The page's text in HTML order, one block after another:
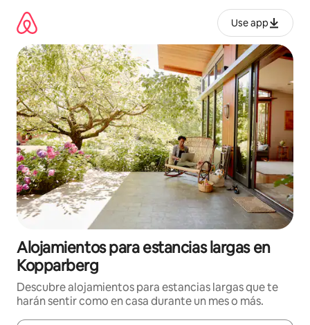
contenido
Use app
Alojamientos para estancias largas en
Kopparberg
Descubre alojamientos para estancias largas que te
harán sentir como en casa durante un mes o más.